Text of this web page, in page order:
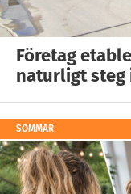
Företag
naturligt steg
SOMMAR